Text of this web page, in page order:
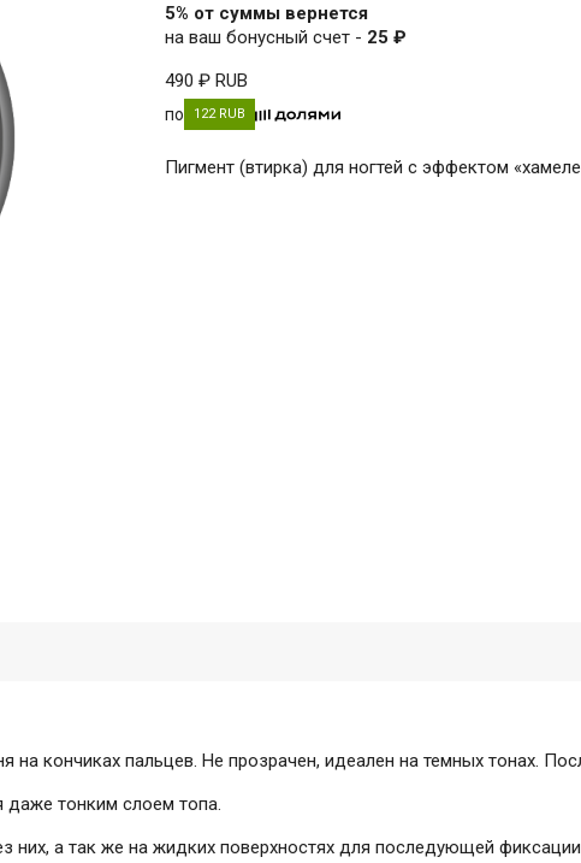
5% от суммы вернется
на ваш бонусный счет - 25 ₽
490 ₽ RUB
по 122 RUB
Пигмент (втирка) для ногтей с эффектом
на кончиках пальцев. Не прозрачен, идеален на темных тонах.
даже тонким слоем топа.
них, а так же на жидких поверхностях для последующей фиксации